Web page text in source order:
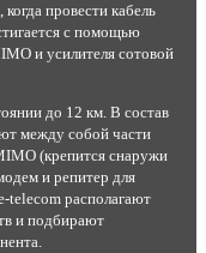
провести кабель
с помощью
и усилителя сотовой
до 12 км. В состав
между собой части
(крепится снаружи
и репитер для
располагают
и подбирают